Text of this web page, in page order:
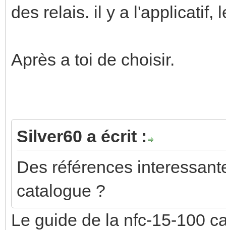
des relais. il y a l'applicatif,
Après a toi de choisir.
Silver60 a écrit :
Des références
catalogue ?
Le guide de la nfc-15-100